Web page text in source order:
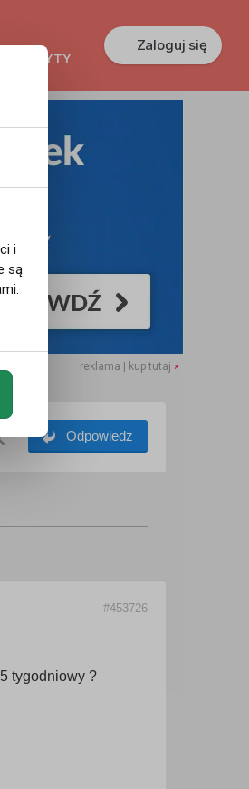
KREDYTY
Zaloguj się
reklama | kup tutaj »
Odpowiedz
#453726
tygodniowy ?
i
są